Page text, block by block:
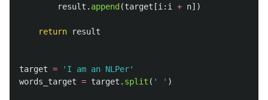
result . append (target [i : i + n])
return result
target = ' I am an NLPer'
words_target = target . split ( ' ' )